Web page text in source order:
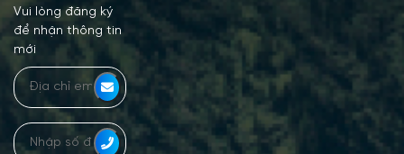
Vui lòng đăng ký
để nhận thông tin
mới